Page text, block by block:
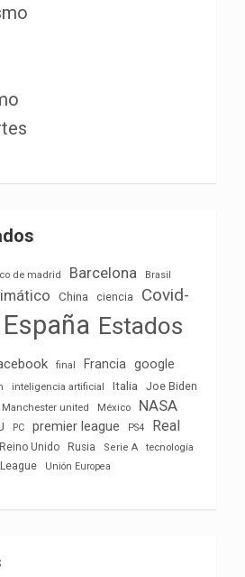
de madrid Barcelona
Brasil
China ciencia
Covid-
España Estados
final Francia google
inteligencia artificial Italia Joe Biden
Manchester united México NASA
PC premier league PS4
Real
Reino Unido Rusia Serie A
tecnología
Unión Europea